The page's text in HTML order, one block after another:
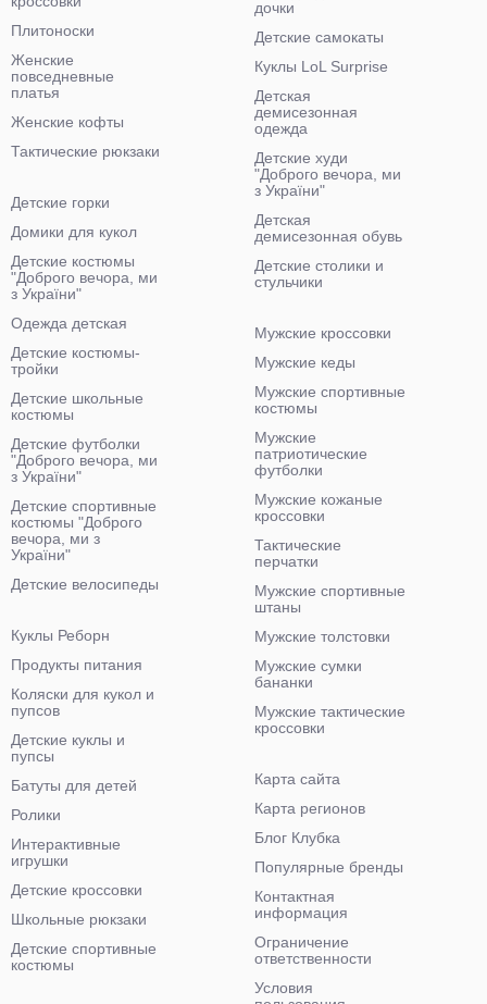
Плитоноски
Женские
повседневные
платья
Женские кофты
Тактические рюкзаки
дочки
Детские самокаты
Куклы LoL Surprise
Детская
демисезонная
одежда
Детские худи
"Доброго вечора, ми
з України"
Детская
демисезонная обувь
Детские столики и
стульчики
Детские горки
Домики для кукол
Детские костюмы
"Доброго вечора, ми
з України"
Одежда детская
Детские костюмы-
тройки
Детские школьные
костюмы
Детские футболки
"Доброго вечора, ми
з України"
Детские спортивные
костюмы "Доброго
вечора, ми з
України"
Детские велосипеды
Мужские кроссовки
Мужские кеды
Мужские спортивные
костюмы
Мужские
патриотические
футболки
Мужские кожаные
кроссовки
Тактические
перчатки
Мужские спортивные
штаны
Мужские толстовки
Мужские сумки
бананки
Мужские тактические
кроссовки
Куклы Реборн
Продукты питания
Коляски для кукол и
пупсов
Детские куклы и
пупсы
Батуты для детей
Ролики
Интерактивные
игрушки
Детские кроссовки
Школьные рюкзаки
Детские спортивные
костюмы
Карта сайта
Карта регионов
Блог Клубка
Популярные бренды
Контактная
информация
Ограничение
ответственности
Условия